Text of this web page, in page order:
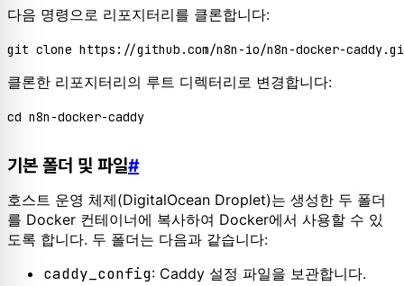
다음 명령으로 리포지터리를 클론합니다:
클론한 리포지터리의 루트 디렉터리로 변경합니다:
기본 폴더 및 파일#
호스트 운영 체제(DigitalOcean Droplet)는 생성한 두 폴더
를 Docker 컨테이너에 복사하여 Docker에서 사용할 수 있
도록 합니다. 두 폴더는 다음과 같습니다:
caddy_config: Caddy 설정 파일을 보관합니다.